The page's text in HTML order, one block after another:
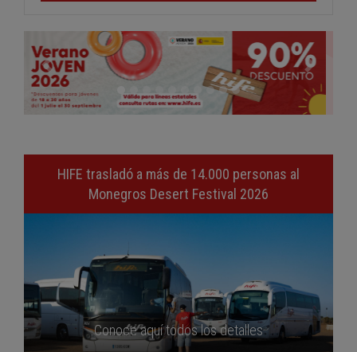
HIFE trasladó a más de 14.000 personas al
Monegros Desert Festival 2026
Conoce aquí todos los detalles